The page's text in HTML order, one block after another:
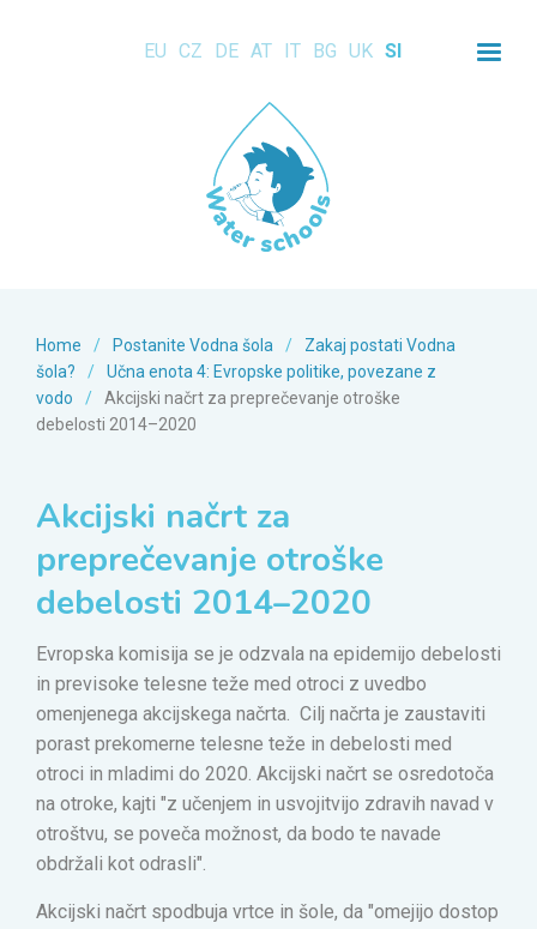
EU CZ DE AT IT BG UK SI
Home / Postanite Vodna šola /
Zakaj postati Vodna
šola?
/
Učna enota 4: Evropske politike, povezane z
vodo
/
Akcijski načrt za preprečevanje otroške
debelosti 2014–2020
Akcijski načrt za
preprečevanje otroške
debelosti 2014–2020
Evropska komisija se je odzvala na epidemijo debelosti
in previsoke telesne teže med otroci z uvedbo
omenjenega akcijskega načrta. Cilj načrta je zaustaviti
porast prekomerne telesne teže in debelosti med
otroci in mladimi do 2020. Akcijski načrt se osredotoča
na otroke, kajti "z učenjem in usvojitvijo zdravih navad v
otroštvu, se poveča možnost, da bodo te navade
obdržali kot odrasli".
Akcijski načrt spodbuja vrtce in šole, da "omejijo dostop